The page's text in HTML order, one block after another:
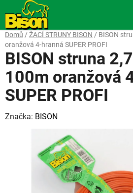
na
obsah
Domů / ŽACÍ STRUNY BISON / BISON
oranžová 4-hranná SUPER PROFI
BISON struna
100m oranžová
SUPER PROFI
Značka: BISON